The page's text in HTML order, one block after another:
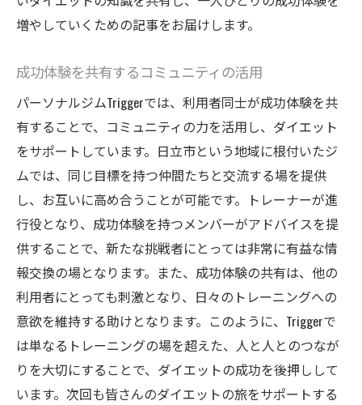
Triggerが提供するサポートで理想の体型を手に
Triggerの総合サポート内容
理想の体型を手に入れるための道のり
サポートを活用した達成感の高め方
Triggerがもたらす長期的な健康効果
目標達成後も続けられるサポート
Triggerが提供するサステナブルなサポート
体制
増やしていくための記事をお届けします。
成功体験を共有するコミュニティの活用
パーソナルジムTriggerでは、利用者同士が成功体験を共
有することで、コミュニティの力を活用し、ダイエット
をサポートしています。日立市という地域に根付いたジ
ムでは、同じ目標を持つ仲間たちと交流する場を提供
し、お互いに高め合うことが可能です。トレーナーが進
行役となり、成功体験を持つメンバーがアドバイスを提
供することで、新たな挑戦者にとっては非常に有益な情
報交換の場となります。また、成功体験の共有は、他の
利用者にとっても刺激となり、日々のトレーニングへの
意欲を維持する助けとなります。このように、Triggerで
は単なるトレーニングの場を超えた、人と人とのつなが
りを大切にすることで、ダイエットの成功を後押しして
います。次回も皆さんのダイエットの旅をサポートする